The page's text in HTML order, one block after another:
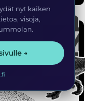
nyt kaiken
visoja,
→